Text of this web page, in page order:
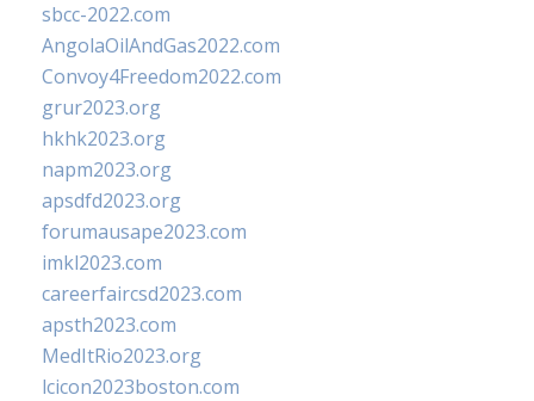
sbcc-2022.com
AngolaOilAndGas2022.com
Convoy4Freedom2022.com
grur2023.org
hkhk2023.org
napm2023.org
apsdfd2023.org
forumausape2023.com
imkl2023.com
careerfaircsd2023.com
apsth2023.com
MedItRio2023.org
lcicon2023boston.com